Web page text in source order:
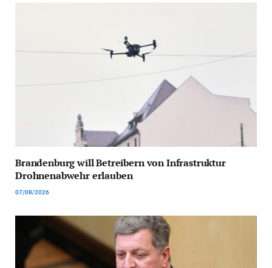
Brandenburg will Betreibern von Infrastruktur
Drohnenabwehr erlauben
07/08/2026